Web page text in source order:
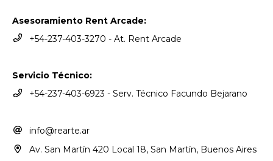
Asesoramiento Rent Arcade:
+54-237-403-3270 - At. Rent Arcade
Servicio Técnico:
+54-237-403-6923 - Serv. Técnico Facundo Bejarano
info@rearte.ar
Av. San Martín 420 Local 18, San Martín, Buenos Aires